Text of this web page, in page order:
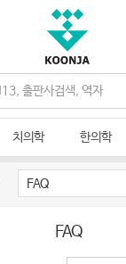
치의학 한의학
FAQ